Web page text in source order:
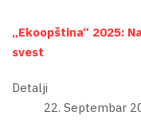
„Ekoopština“ 2025:
svest
Detalji
22. Septembar